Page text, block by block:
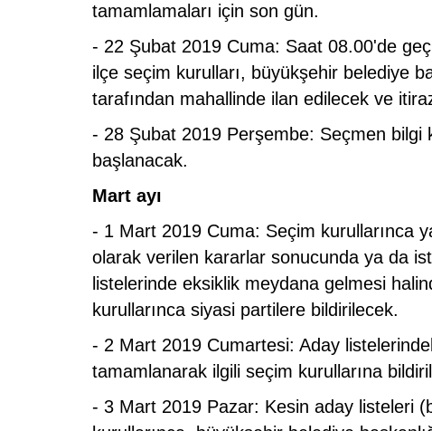
tamamlamaları için son gün.
- 22 Şubat 2019 Cuma: Saat 08.00'de
ilçe seçim kurulları, büyükşehir belediye
tarafından mahallinde ilan edilecek ve
- 28 Şubat 2019 Perşembe: Seçmen bilgi
başlanacak.
Mart ayı
- 1 Mart 2019 Cuma: Seçim kurullarınca
olarak verilen kararlar sonucunda ya da
listelerinde eksiklik meydana gelmesi
kurullarınca siyasi partilere bildirilecek.
- 2 Mart 2019 Cumartesi: Aday
tamamlanarak ilgili seçim kurullarına
- 3 Mart 2019 Pazar: Kesin aday listeleri